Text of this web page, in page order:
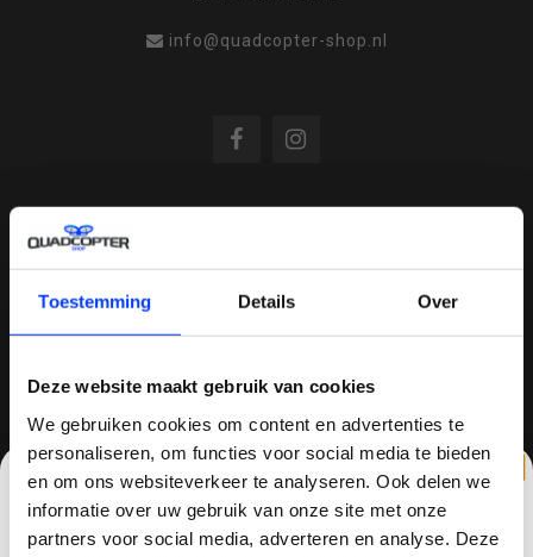
Toestemming Details Over
Deze website maakt gebruik van cookies
We gebruiken cookies om content en advertenties te
personaliseren, om functies voor social media te bieden
en om ons websiteverkeer te analyseren. Ook delen we
informatie over uw gebruik van onze site met onze
partners voor social media, adverteren en analyse. Deze
info@quadcopter-shop.nl
REVIEWS
8.6 / 10 810 reviews
QUADCOPTER-SHOP.NL
Sinds 2014 is quadcopter-shop een bekende
speler op het gebied van drones, quadcopters,
multicopters (het beestje hoeft maar een naam